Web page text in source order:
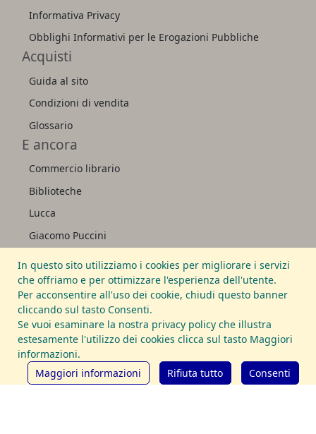
Informativa Privacy
Obblighi Informativi per le Erogazioni Pubbliche
Acquisti
Guida al sito
Condizioni di vendita
Glossario
E ancora
Commercio librario
Biblioteche
Lucca
Giacomo Puccini
Affiliazioni
International League of Antiquarian
Booksellers
Associazione Librai Antiquari d'Italia
In questo sito utilizziamo i cookies per migliorare i servizi
che offriamo e per ottimizzare l'esperienza dell'utente.
Per acconsentire all'uso dei cookie, chiudi questo banner
cliccando sul tasto Consenti.
Se vuoi esaminare la nostra privacy policy che illustra
estesamente l'utilizzo dei cookies clicca sul tasto Maggiori
informazioni.
Consenti
Rifiuta tutto
Maggiori informazioni